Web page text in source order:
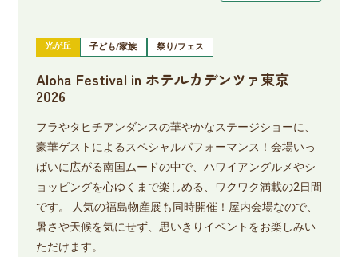
光が丘 子ども/家族 祭り/フェス
Aloha Festival in ホテルカデンツァ東京
2026
フラやタヒチアンダンスの華やかなステージショーに、
豪華ゲストによるスペシャルパフォーマンス！会場いっ
ぱいに広がる南国ムードの中で、ハワイアングルメやシ
ョッピングを心ゆくまで楽しめる、ワクワク満載の2日間
です。 人気の福島物産展も同時開催！屋内会場なので、
暑さや天候を気にせず、思いきりイベントをお楽しみい
ただけます。